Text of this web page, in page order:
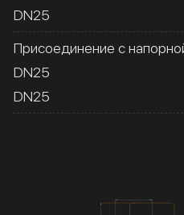
DN25
Присоединение с
DN25
DN25